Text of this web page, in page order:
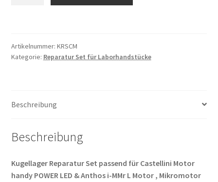
Castellini
handy
Anthos
MMr
Motor
Menge
Artikelnummer: KRSCM
Kategorie: Reparatur Set für Laborhandstücke
Beschreibung
Beschreibung
Kugellager Reparatur Set passend für Castellini Motor
handy POWER LED & Anthos i-MMr L Motor , Mikromotor